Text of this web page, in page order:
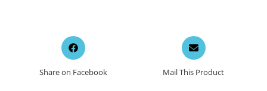
Opens
in
new
Share on Facebook
Opens
in
a
new
Mail This Product